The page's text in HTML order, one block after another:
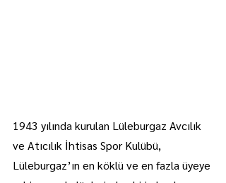
1943 yılında kurulan Lüleburgaz Avcılık
ve Atıcılık İhtisas Spor Kulübü,
Lüleburgaz’ın en köklü ve en fazla üyeye